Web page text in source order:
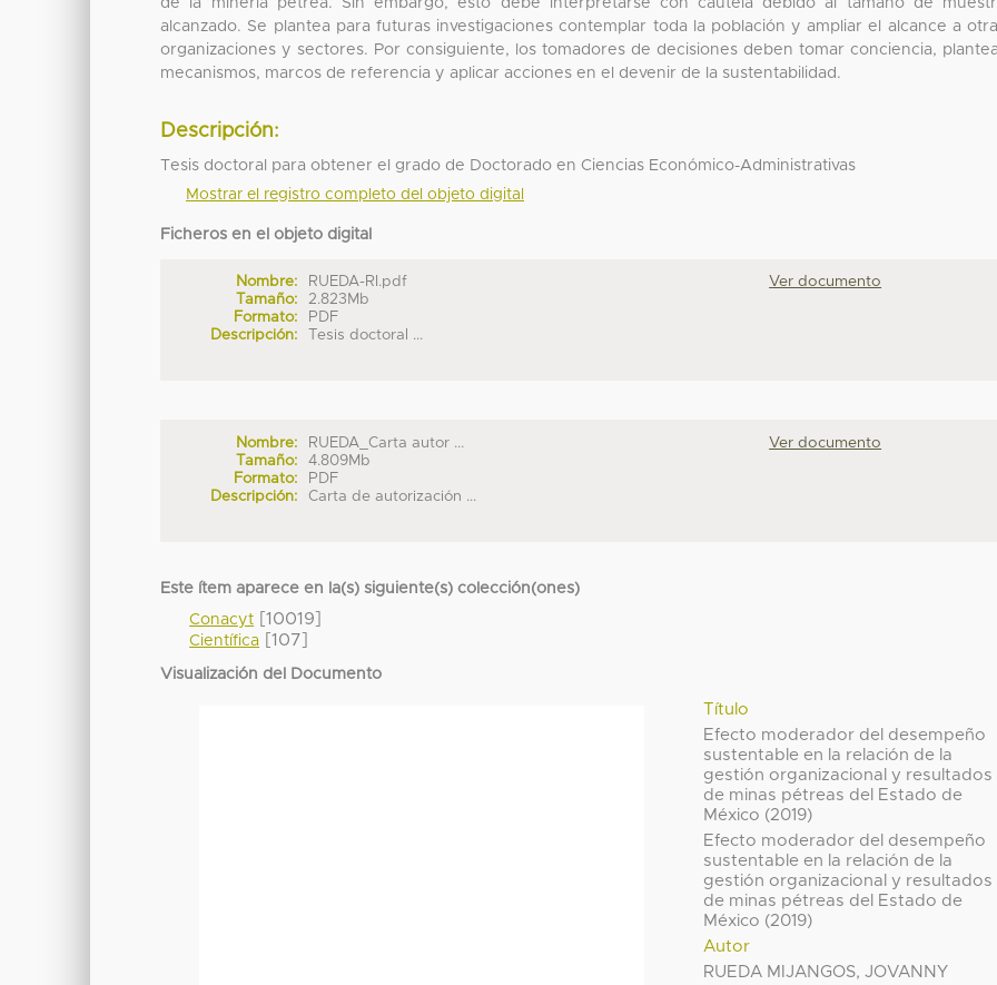
de la minería pétrea. Sin embargo, esto debe interpretarse con cautela debido al tamaño de
alcanzado. Se plantea para futuras investigaciones contemplar toda la población y ampliar el alcance a
organizaciones y sectores. Por consiguiente, los tomadores de decisiones deben tomar conciencia,
mecanismos, marcos de referencia y aplicar acciones en el devenir de la sustentabilidad.
Descripción:
Tesis doctoral para obtener el grado de Doctorado en Ciencias Económico-Administrativas
Mostrar el registro completo del objeto digital
Ficheros en el objeto digital
Nombre:
RUEDA-RI.pdf
Tamaño:
2.823Mb
Formato:
PDF
Descripción:
Tesis doctoral ...
Ver documento
Nombre:
RUEDA_Carta autor ...
Tamaño:
4.809Mb
Formato:
PDF
Descripción:
Carta de autorización ...
Ver documento
Este ítem aparece en la(s) siguiente(s) colección(ones)
Conacyt [10019]
Científica [107]
Visualización del Documento
Título
Efecto moderador del desempeño
sustentable en la relación de la
gestión organizacional y resultados
de minas pétreas del Estado de
México (2019)
Efecto moderador del desempeño
sustentable en la relación de la
gestión organizacional y resultados
de minas pétreas del Estado de
México (2019)
Autor
RUEDA MIJANGOS, JOVANNY